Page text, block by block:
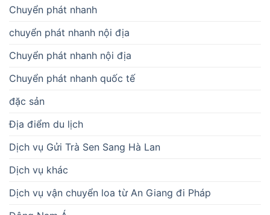
Chuyển phát nhanh
chuyển phát nhanh nội địa
Chuyển phát nhanh nội địa
Chuyển phát nhanh quốc tế
đặc sản
Địa điểm du lịch
Dịch vụ Gửi Trà Sen Sang Hà Lan
Dịch vụ khác
Dịch vụ vận chuyển loa từ An Giang đi Pháp